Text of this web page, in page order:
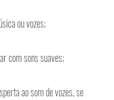
ou vozes;
com sons suaves;
ao som de vozes, se